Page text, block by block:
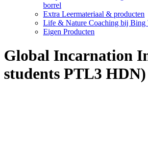
borrel
Extra Leermateriaal & producten
Life & Nature Coaching bij Bing
Eigen Producten
Global Incarnation
students PTL3 HDN)